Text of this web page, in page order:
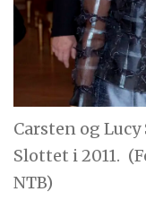
Carsten og
Slottet i 2011.
NTB)